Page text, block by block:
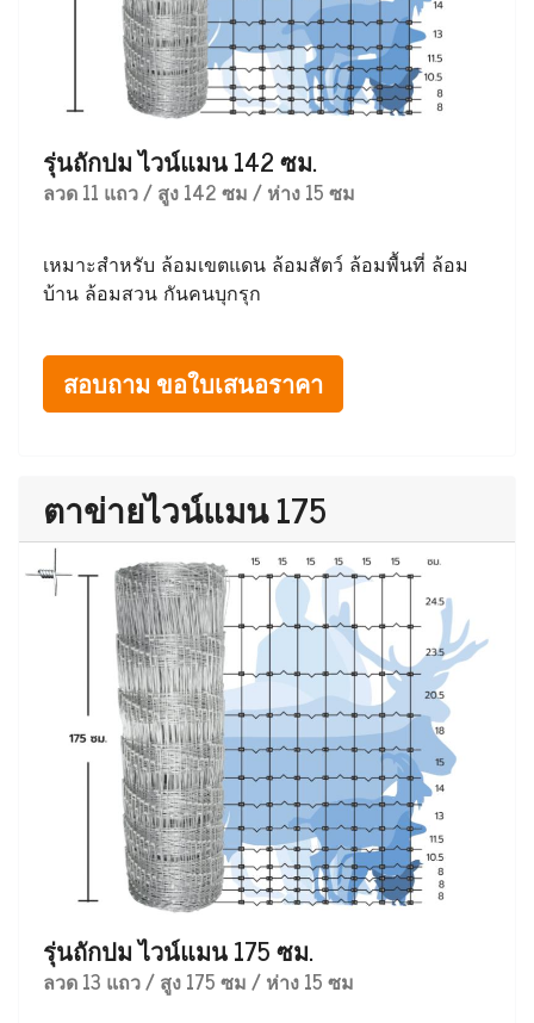
รุ่นถักปม ไวน์แมน 142 ซม.
ลวด 11 แถว / สูง 142 ซม / ห่าง 15 ซม
เหมาะสำหรับ ล้อมเขตแดน ล้อมสัตว์ ล้อมพื้นที่ ล้อม
บ้าน ล้อมสวน กันคนบุกรุก
สอบถาม ขอใบเสนอราคา
ตาข่ายไวน์แมน 175
รุ่นถักปม ไวน์แมน 175 ซม.
ลวด 13 แถว / สูง 175 ซม / ห่าง 15 ซม